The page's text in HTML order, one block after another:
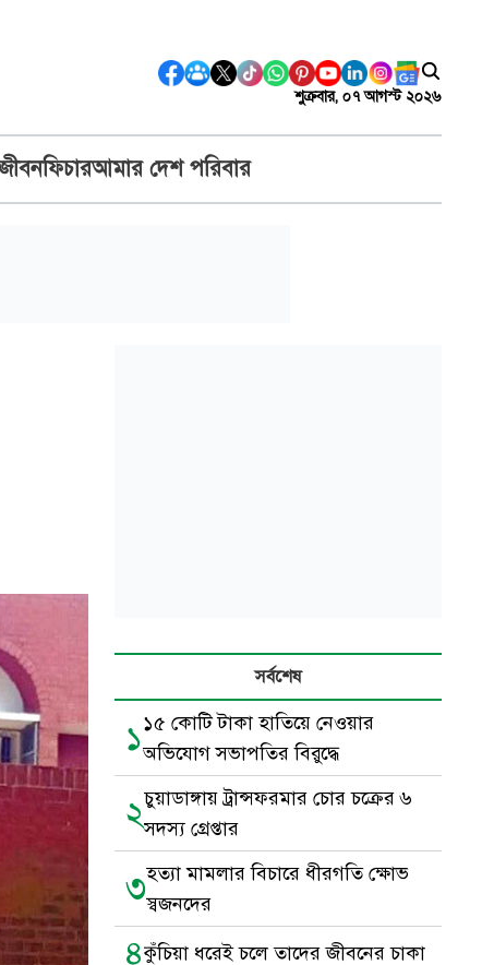
শুক্রবার, ০৭ আগস্ট ২০২৬
ফিচারআমার দেশ পরিবার
সর্বশেষ
১১৫ কোটি টাকা হাতিয়ে নেওয়ার
অভিযোগ সভাপতির বিরুদ্ধে
২চুয়াডাঙ্গায় ট্রান্সফরমার চোর চক্রের ৬
সদস্য গ্রেপ্তার
৩হত্যা মামলার বিচারে ধীরগতি ক্ষোভ
স্বজনদের
৪কুঁচিয়া ধরেই চলে তাদের জীবনের চাকা